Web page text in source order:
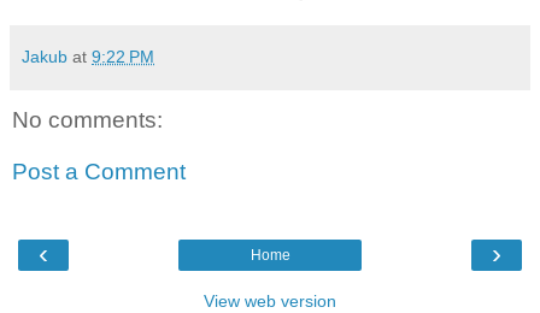
Jakub at 9:22 PM
No comments:
Post a Comment
‹ ›
Home
View web version